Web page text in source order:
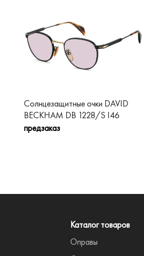
Солнцезащитные очки DAVID
BECKHAM DB 1228/S I46
предзаказ
Каталог товаров
Оправы